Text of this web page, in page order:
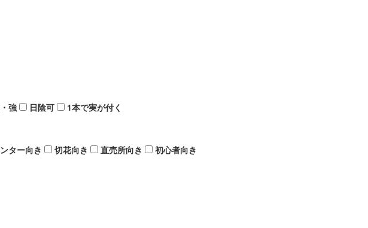
強 日陰可 1本で実が付く
ター向き 切花向き 直売所向き 初心者向き